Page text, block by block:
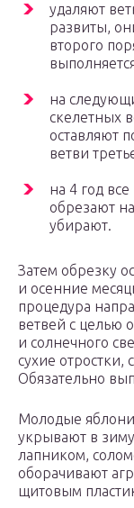
удаляют
развиты,
второго
на
скелетных
оставляют
ветви
на 4 год
обрезают
убирают.
Затем обрезку
и осенние
процедура
ветвей с целью
и солнечного
сухие
Обязательно
Молодые яблони
укрывают в
лапником,
оборачивают
щитовым